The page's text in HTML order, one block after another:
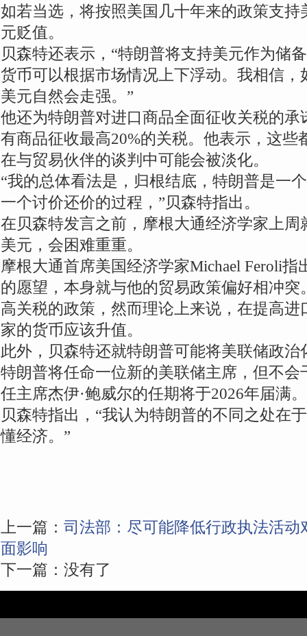
如若当选，将按照美国几十年来的政策支
元贬值。
贝森特还表示，“特朗普将支持美元作为储
货币可以根据市场情况上下浮动。我相信
美元自然会走强。”
他还为特朗普对进口商品全面征收关税的
有商品征收最高20%的关税。他表示，这些
在与贸易伙伴的谈判中可能会被淡化。
“我的总体看法是，归根结底，特朗普是一
一个讨价还价的过程，”贝森特指出。
在贝森特发言之前，摩根大通经济学家上
美元，会困难重重。
摩根大通首席美国经济学家Michael Feroli
的愿望，本身就与他的贸易政策偏好相冲
高关税的政策，然而理论上来说，在提高
家的货币应该升值。
此外，贝森特还就特朗普可能将美联储政
特朗普将任命一位新的美联储主席，但不
任主席杰伊·鲍威尔的任期将于2026年届满。
贝森特指出，“我认为特朗普的不同之处在
懂经济。”
上一篇： 司法部：尽可能降低行政执法活
面影响
下一篇：没有了